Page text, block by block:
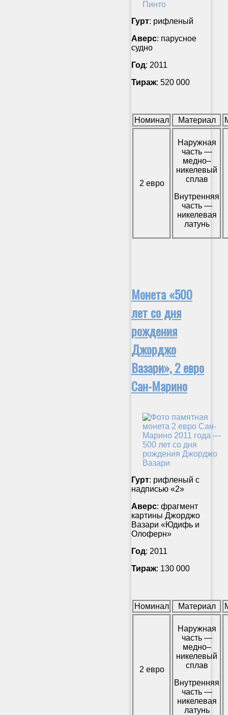
Гурт: рифленый
Аверс: парусное
судно
Год: 2011
Тираж: 520 000
Номинал Материал
2 евро
Наружная
часть —
медно–
никелевый
сплав
Внутренняя
часть —
никелевая
латунь
Монета «500
лет со дня
рождения
Джорджо
Вазари», 2 евро
Сан-Марино
Гурт: рифленый с
надписью «2»
Аверс: фрагмент
картины Джорджо
Вазари «Юдифь и
Олоферн»
Год: 2011
Тираж: 130 000
Номинал Материал
2 евро
Наружная
часть —
медно–
никелевый
сплав
Внутренняя
часть —
никелевая
латунь